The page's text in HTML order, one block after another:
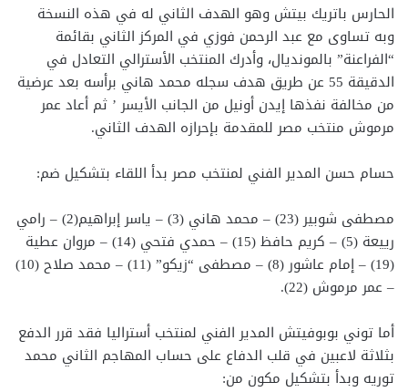
الحارس باتريك بيتش وهو الهدف الثاني له في هذه النسخة
وبه تساوى مع عبد الرحمن فوزي في المركز الثاني بقائمة
“الفراعنة” بالمونديال، وأدرك المنتخب الأسترالي التعادل في
الدقيقة 55 عن طريق هدف سجله محمد هاني برأسه بعد عرضية
من مخالفة نفذها إيدن أونيل من الجانب الأيسر ’ ثم أعاد عمر
مرموش منتخب مصر للمقدمة بإحرازه الهدف الثاني.
حسام حسن المدير الفني لمنتخب مصر بدأ اللقاء بتشكيل ضم:
مصطفى شوبير (23) – محمد هاني (3) – ياسر إبراهيم(2) – رامي
رييعة (5) – كريم حافظ (15) – حمدي فتحي (14) – مروان عطية
(19) – إمام عاشور (8) – مصطفى “زيكو” (11) – محمد صلاح (10)
– عمر مرموش (22).
أما توني بوبوفيتش المدير الفني لمنتخب أستراليا فقد قرر الدفع
بثلاثة لاعبين في قلب الدفاع على حساب المهاجم الثاني محمد
توريه وبدأ بتشكيل مكون من: